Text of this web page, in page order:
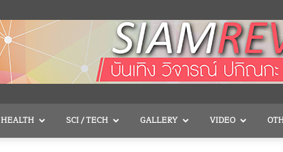
HEALTH SCI / TECH GALLERY VIDEO